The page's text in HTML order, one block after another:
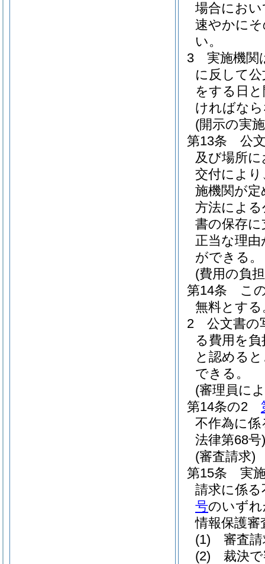
場合におい
速やかに
い。
3
実施機関
に反して
をする日
ければな
(開示の実
第13条
公
及び場所
交付によ
施機関が
方法によ
書の保存
正当な理
ができる。
(費用の負
第14条
こ
無料とする
2
公文書の
る費用を
と認める
できる。
(審理員に
第14条の2
不作為に
法律第68号)
(審査請求)
第15条
実
請求に係
号のいずれ
情報保護
(1)
審査
(2)
裁決